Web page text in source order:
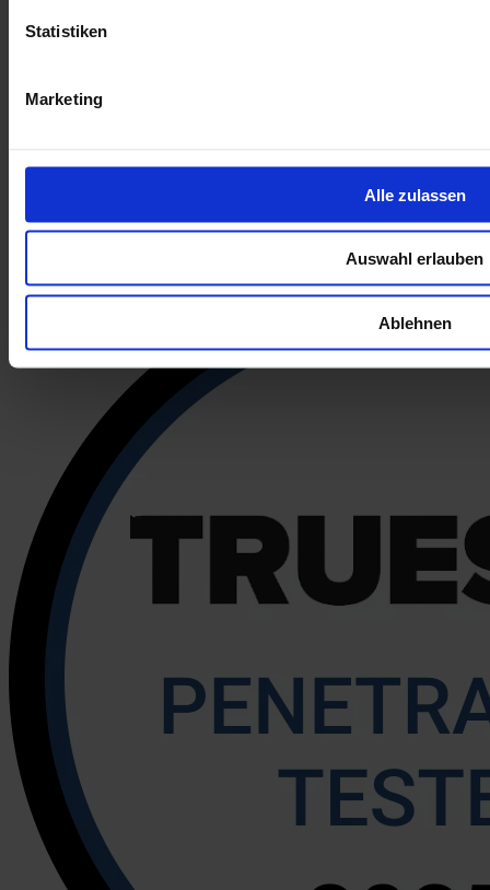
Statistiken
Marketing
Alle zulassen
Auswahl erlauben
Ablehnen